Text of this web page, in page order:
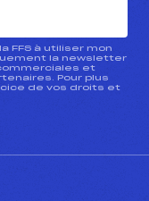
FFS à utiliser mon
la newsletter
et
Pour plus
de vos droits et